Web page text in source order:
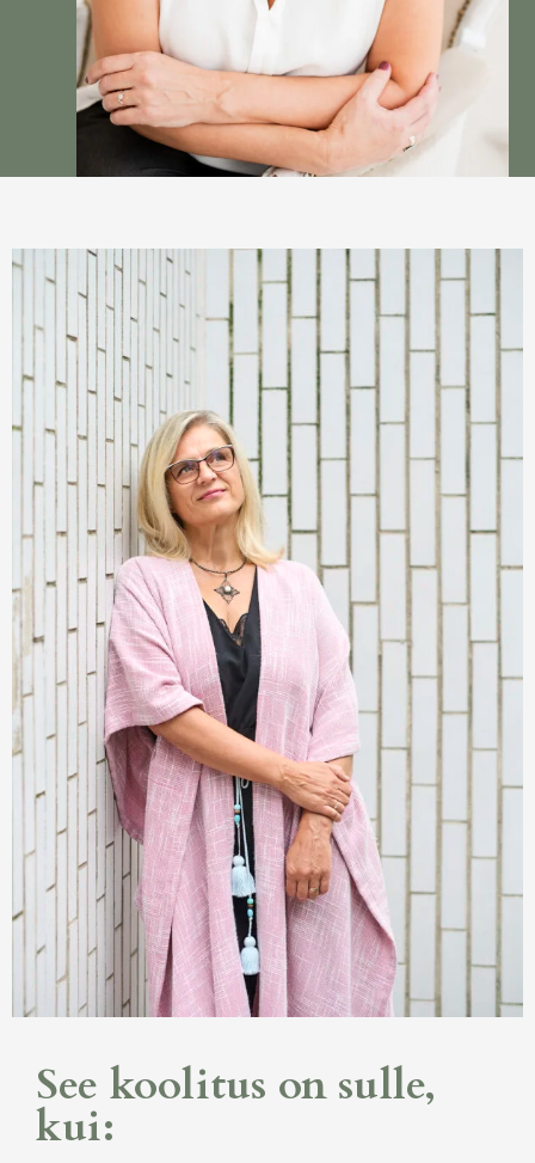
See koolitus on sulle,
kui: